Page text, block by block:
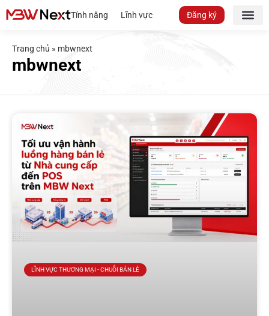
Tính năng Lĩnh vực Đăng ký
Trang chủ » mbwnext
mbwnext
LĨNH VỰC THƯƠNG MẠI - CHUỖI BÁN LẺ